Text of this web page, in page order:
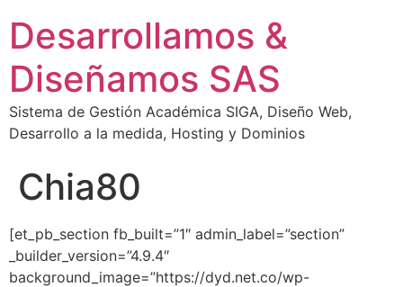
Desarrollamos &
Diseñamos SAS
Sistema de Gestión Académica SIGA, Diseño Web,
Desarrollo a la medida, Hosting y Dominios
Chia80
[et_pb_section fb_built=”1″ admin_label=”section”
_builder_version=”4.9.4″
background_image=”https://dyd.net.co/wp-